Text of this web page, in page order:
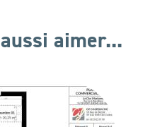
aussi aimer...